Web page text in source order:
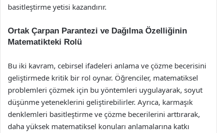
basitleştirme yetisi kazandırır.
Ortak Çarpan Parantezi ve Dağılma Özelliğinin
Matematikteki Rolü
Bu iki kavram, cebirsel ifadeleri anlama ve çözme becerisini
geliştirmede kritik bir rol oynar. Öğrenciler, matematiksel
problemleri çözmek için bu yöntemleri uygulayarak, soyut
düşünme yeteneklerini geliştirebilirler. Ayrıca, karmaşık
denklemleri basitleştirme ve çözme becerilerini arttırarak,
daha yüksek matematiksel konuları anlamalarına katkı